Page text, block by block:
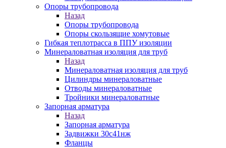
Опоры трубопровода
Назад
Опоры трубопровода
Опоры скользящие хомутовые
Гибкая теплотрасса в ППУ изоляции
Минераловатная изоляция для труб
Назад
Минераловатная изоляция для труб
Цилиндры минераловатные
Отводы минераловатные
Тройники минераловатные
Запорная арматура
Назад
Запорная арматура
Задвижки 30с41нж
Фланцы